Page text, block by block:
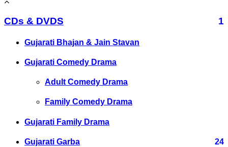
CDs & DVDS 1
Gujarati Bhajan & Jain Stavan
Gujarati Comedy Drama
Adult Comedy Drama
Family Comedy Drama
Gujarati Family Drama
Gujarati Garba 24